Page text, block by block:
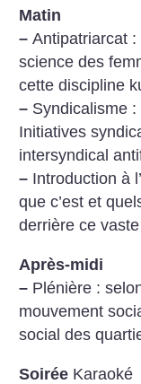
Matin
– Antipatriarcat
science des
cette discipline
– Syndicalisme
Initiatives
intersyndical
– Introduction à
que c’est et
derrière ce
Après-midi
– Plénière :
mouvement
social des
Soirée Karaoké